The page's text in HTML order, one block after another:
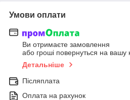
Умови оплати
Ви отримаєте замовлення
або гроші повернуться на вашу
Детальніше
Післяплата
Оплата на рахунок